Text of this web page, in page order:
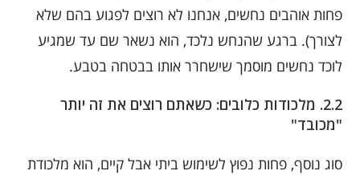
פחות אוהבים נחשים, אנחנו לא רוצים לפגוע בהם שלא
לצורך). ברגע שהנחש נלכד, הוא נשאר שם עד שמגיע
לוכד נחשים מוסמך שישחרר אותו בבטחה בטבע.
2.2. מלכודות כלובים: כשאתם רוצים את זה יותר
"מכובד"
סוג נוסף, פחות נפוץ לשימוש ביתי אבל קיים, הוא מלכודת